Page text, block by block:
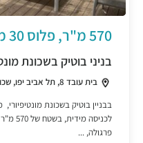
570 מ"ר, פלוס 30 מ"ר מרפסת מדה...
בניני בוטיק בשכונת
בית עובד 8, תל אביב יפו, שכונת מונטפיורי
בבניין בוטיק בשכונת
פרגולה, ...